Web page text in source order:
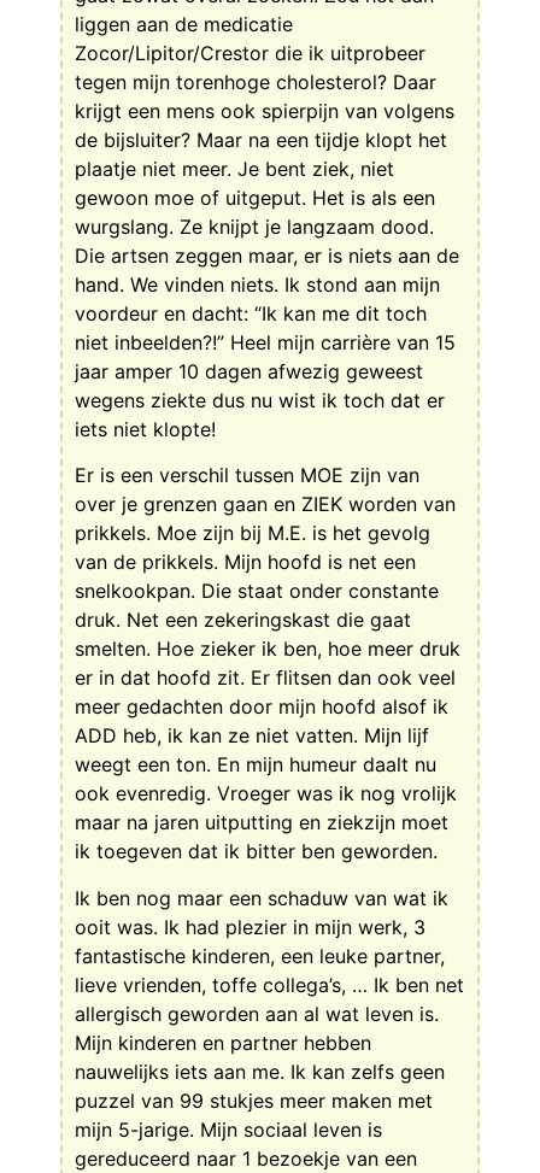
liggen aan de medicatie
Zocor/Lipitor/Crestor die ik uitprobeer
tegen mijn torenhoge cholesterol? Daar
krijgt een mens ook spierpijn van volgens
de bijsluiter? Maar na een tijdje klopt het
plaatje niet meer. Je bent ziek, niet
gewoon moe of uitgeput. Het is als een
wurgslang. Ze knijpt je langzaam dood.
Die artsen zeggen maar, er is niets aan de
hand. We vinden niets. Ik stond aan mijn
voordeur en dacht: “Ik kan me dit toch
niet inbeelden?!” Heel mijn carrière van 15
jaar amper 10 dagen afwezig geweest
wegens ziekte dus nu wist ik toch dat er
iets niet klopte!
Er is een verschil tussen MOE zijn van
over je grenzen gaan en ZIEK worden van
prikkels. Moe zijn bij M.E. is het gevolg
van de prikkels. Mijn hoofd is net een
snelkookpan. Die staat onder constante
druk. Net een zekeringskast die gaat
smelten. Hoe zieker ik ben, hoe meer druk
er in dat hoofd zit. Er flitsen dan ook veel
meer gedachten door mijn hoofd alsof ik
ADD heb, ik kan ze niet vatten. Mijn lijf
weegt een ton. En mijn humeur daalt nu
ook evenredig. Vroeger was ik nog vrolijk
maar na jaren uitputting en ziekzijn moet
ik toegeven dat ik bitter ben geworden.
Ik ben nog maar een schaduw van wat ik
ooit was. Ik had plezier in mijn werk, 3
fantastische kinderen, een leuke partner,
lieve vrienden, toffe collega’s, … Ik ben net
allergisch geworden aan al wat leven is.
Mijn kinderen en partner hebben
nauwelijks iets aan me. Ik kan zelfs geen
puzzel van 99 stukjes meer maken met
mijn 5-jarige. Mijn sociaal leven is
gereduceerd naar 1 bezoekje van een